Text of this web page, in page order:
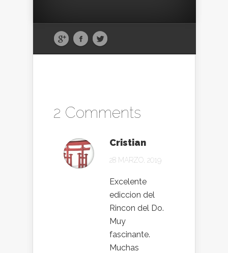
2 Comments
Cristian
28 MARZO, 2019
Excelente
ediccion del
Rincon del Do.
Muy
fascinante.
Muchas